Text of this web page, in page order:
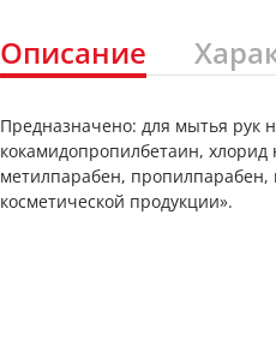
Описание
Предназначено: для мытья рук
кокамидопропилбетаин,
метилпарабен, пропилпарабен,
косметической продукции».